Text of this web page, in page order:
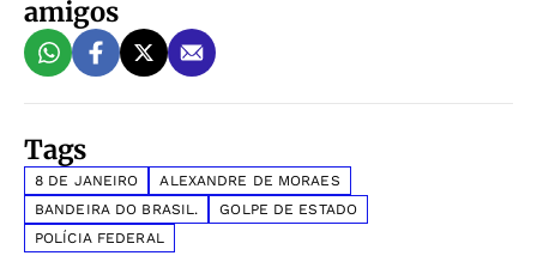
amigos
Tags
8 DE JANEIRO
ALEXANDRE DE MORAES
BANDEIRA DO BRASIL.
GOLPE DE ESTADO
POLÍCIA FEDERAL